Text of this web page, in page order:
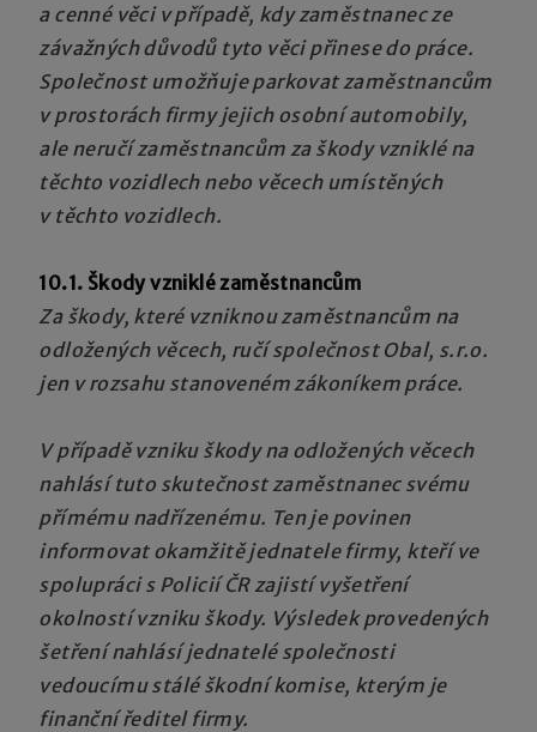
a cenné věci v případě, kdy zaměstnanec ze
závažných důvodů tyto věci přinese do práce.
Společnost umožňuje parkovat zaměstnancům
v prostorách firmy jejich osobní automobily,
ale neručí zaměstnancům za škody vzniklé na
těchto vozidlech nebo věcech umístěných
v těchto vozidlech.
10.1. Škody vzniklé zaměstnancům
Za škody, které vzniknou zaměstnancům na
odložených věcech, ručí společnost Obal, s.r.o.
jen v rozsahu stanoveném zákoníkem práce.
V případě vzniku škody na odložených věcech
nahlásí tuto skutečnost zaměstnanec svému
přímému nadřízenému. Ten je povinen
informovat okamžitě jednatele firmy, kteří ve
spolupráci s Policií ČR zajistí vyšetření
okolností vzniku škody. Výsledek provedených
šetření nahlásí jednatelé společnosti
vedoucímu stálé škodní komise, kterým je
finanční ředitel firmy.